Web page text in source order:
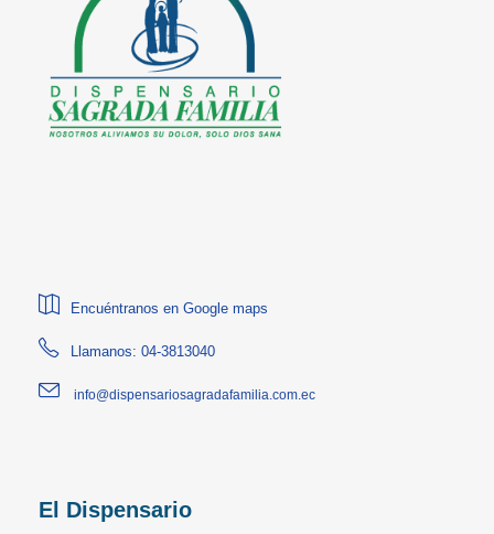
Encuéntranos en Google maps
Llamanos: 04-3813040
info@dispensariosagradafamilia.com.ec
El Dispensario